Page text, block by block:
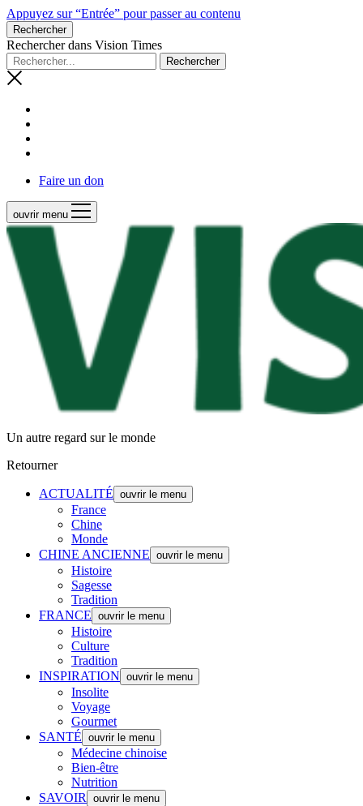
Appuyez sur “Entrée” pour passer au contenu
Rechercher
Rechercher dans Vision Times
Faire un don
ouvrir menu
Un autre regard sur le monde
Retourner
ACTUALITÉ ouvrir le menu
France
Chine
Monde
CHINE ANCIENNE ouvrir le menu
Histoire
Sagesse
Tradition
FRANCE ouvrir le menu
Histoire
Culture
Tradition
INSPIRATION ouvrir le menu
Insolite
Voyage
Gourmet
SANTÉ ouvrir le menu
Médecine chinoise
Bien-être
Nutrition
SAVOIR
ouvrir le menu